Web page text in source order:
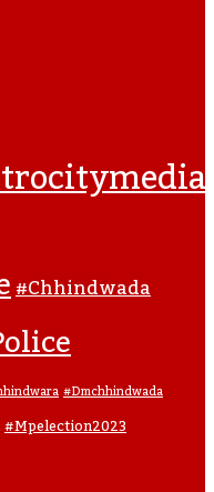
#Chhindwada
#dmchhindwada
#mpelection2023